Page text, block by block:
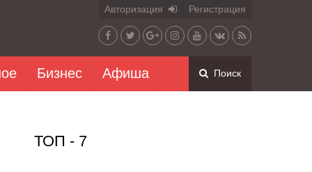
Авторизация Регистрация
Бизнес Афиша Поиск
ТОП - 7